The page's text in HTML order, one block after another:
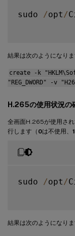
sudo /opt /
結果は次のようになりま
create -k
"REG_DWORD" -v
H.265の使用状況の
全画面H.265が使用さ
行します（ 0は不使用、 1
sudo /opt /
結果は次のようになりま